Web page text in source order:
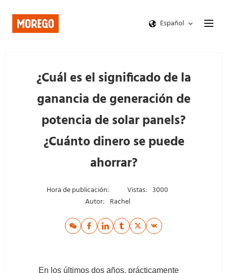
Español
¿Cuál es el significado de la
ganancia de generación de
potencia de solar panels?
¿Cuánto dinero se puede
ahorrar?
Hora de publicación: Vistas: 3000
Autor: Rachel
En los últimos dos años, prácticamente